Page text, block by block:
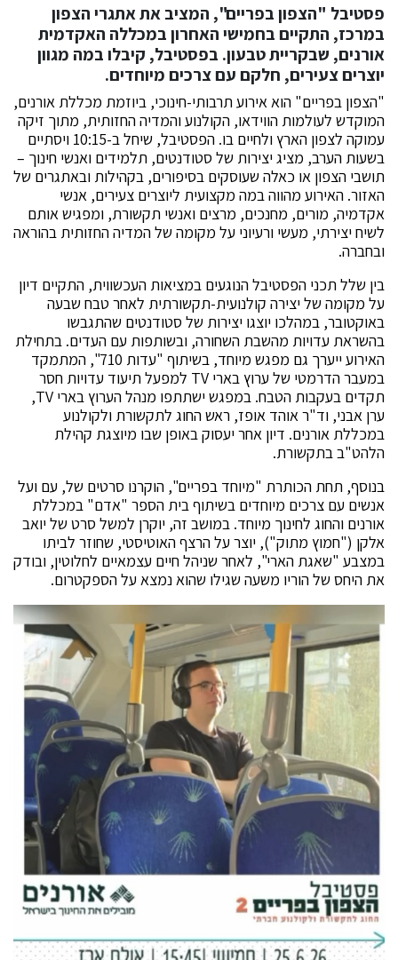
פסטיבל "הצפון בפריים", המציב את אתגרי הצפון
במרכז, התקיים בחמישי האחרון במכללה האקדמית
אורנים, שבקריית טבעון. בפסטיבל, קיבלו במה מגוון
יוצרים צעירים, חלקם עם צרכים מיוחדים.
"הצפון בפריים" הוא אירוע תרבותי-חינוכי, ביוזמת מכללת אורנים,
המוקדש לעולמות הווידאו, הקולנוע והמדיה החזותית, מתוך זיקה
עמוקה לצפון הארץ ולחיים בו. הפסטיבל, שיחל ב-10:15 ויסתיים
בשעות הערב, מציג יצירות של סטודנטים, תלמידים ואנשי חינוך –
תושבי הצפון או כאלה שעוסקים בסיפורים, בקהילות ובאתגרים של
האזור. האירוע מהווה במה מקצועית ליוצרים צעירים, אנשי
אקדמיה, מורים, מחנכים, מרצים ואנשי תקשורת, ומפגיש אותם
לשיח יצירתי, מעשי ורעיוני על מקומה של המדיה החזותית בהוראה
ובחברה.
בין שלל תכני הפסטיבל הנוגעים במציאות העכשווית, התקיים דיון
על מקומה של יצירה קולנועית-תקשורתית לאחר טבח שבעה
באוקטובר, במהלכו יוצגו יצירות של סטודנטים שהתגבשו
בהשראת עדויות מהשבת השחורה, ובשותפות עם העדים. בתחילת
האירוע ייערך גם מפגש מיוחד, בשיתוף "עדות 710", המתמקד
במעבר הדרמטי של ערוץ בארי TV למפעל תיעוד עדויות חסר
תקדים בעקבות הטבח. במפגש ישתתפו מנהל הערוץ בארי TV,
ערן אבני, וד"ר אוהד אופז, ראש החוג לתקשורת ולקולנוע
במכללת אורנים. דיון אחר יעסוק באופן שבו מיוצגת קהילת
הלהט"ב בתקשורת.
בנוסף, תחת הכותרת "מיוחד בפריים", הוקרנו סרטים של, עם ועל
אנשים עם צרכים מיוחדים בשיתוף בית הספר "אדם" במכללת
אורנים והחוג לחינוך מיוחד. במושב זה, יוקרן למשל סרט של יואב
אלקן ("חמוץ מתוק"), יוצר על הרצף האוטיסטי, שחוזר לביתו
במצבע "שאגת הארי", לאחר שניהל חיים עצמאיים לחלוטין, ובודק
את היחס של הוריו משעה שגילו שהוא נמצא על הספקטרום.